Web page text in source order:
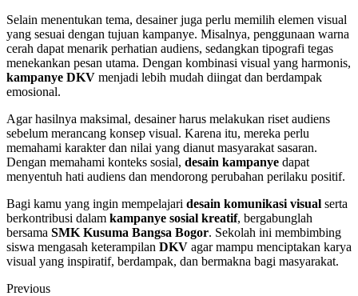
Selain menentukan tema, desainer juga perlu memilih elemen visual
yang sesuai dengan tujuan kampanye. Misalnya, penggunaan warna
cerah dapat menarik perhatian audiens, sedangkan tipografi tegas
menekankan pesan utama. Dengan kombinasi visual yang harmonis,
kampanye DKV menjadi lebih mudah diingat dan berdampak
emosional.
Agar hasilnya maksimal, desainer harus melakukan riset audiens
sebelum merancang konsep visual. Karena itu, mereka perlu
memahami karakter dan nilai yang dianut masyarakat sasaran.
Dengan memahami konteks sosial, desain kampanye dapat
menyentuh hati audiens dan mendorong perubahan perilaku positif.
Bagi kamu yang ingin mempelajari desain komunikasi visual serta
berkontribusi dalam kampanye sosial kreatif, bergabunglah
bersama SMK Kusuma Bangsa Bogor. Sekolah ini membimbing
siswa mengasah keterampilan DKV agar mampu menciptakan karya
visual yang inspiratif, berdampak, dan bermakna bagi masyarakat.
Previous